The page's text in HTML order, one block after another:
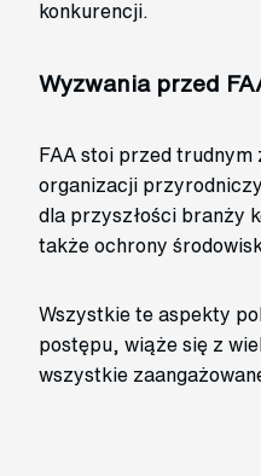
konkurencji.
Wyzwania przed
FAA stoi przed trudnym
organizacji
dla przyszłości branży
także ochrony
Wszystkie te aspekty
postępu, wiąże się z
wszystkie